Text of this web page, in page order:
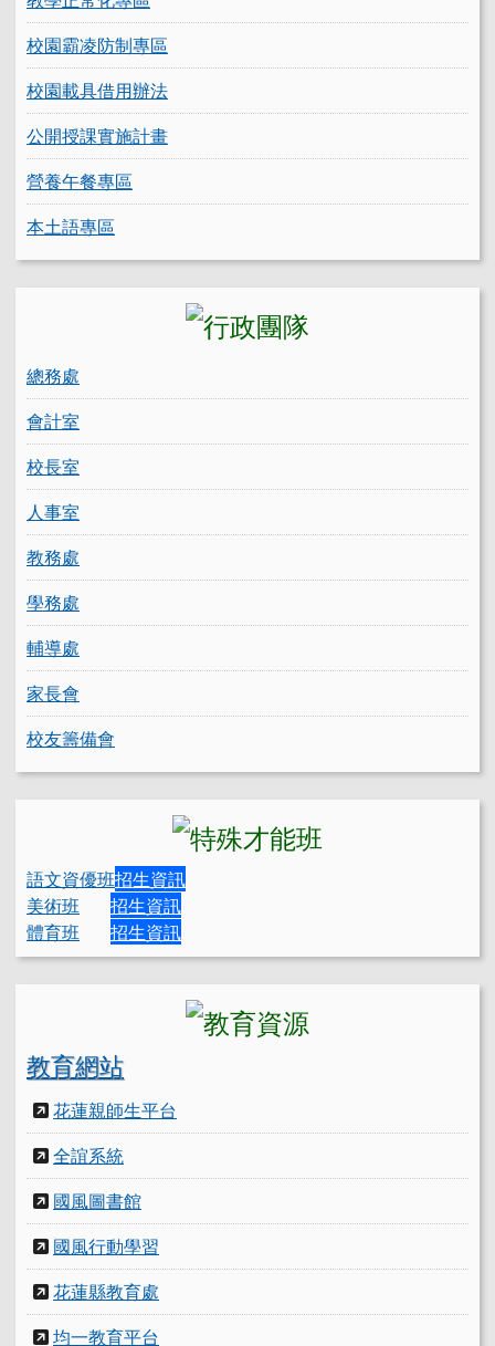
校園霸凌防制專區
校園載具借用辦法
公開授課實施計畫
營養午餐專區
本土語專區
總務處
會計室
校長室
人事室
教務處
學務處
輔導處
家長會
校友籌備會
語文資優班招生資訊
美術班
招生資訊
體育班
招生資訊
教育網站
花蓮親師生平台
全誼系統
國風圖書館
國風行動學習
花蓮縣教育處
均一教育平台